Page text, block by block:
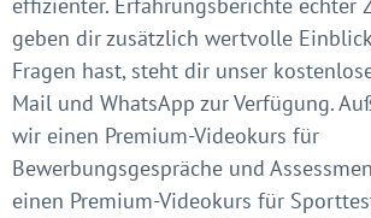
effizienter. Erfahrungsberichte echter
geben dir zusätzlich wertvolle
Fragen hast, steht dir unser
Mail und WhatsApp zur Verfügung.
wir einen Premium-Videokurs für
Bewerbungsgespräche und
einen Premium-Videokurs für